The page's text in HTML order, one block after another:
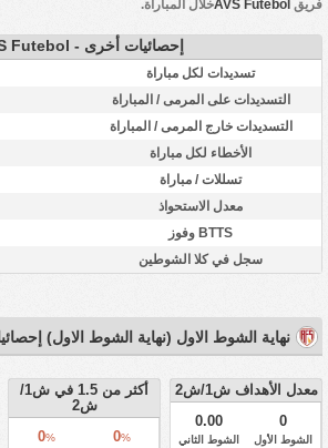
فريق AVS Futebolخلال المباراة.
إحصائيات أخرى - AVS Futebol
تسديدات لكل مباراة
التسديدات على المرمى / المباراة
التسديدات خارج المرمى / المباراة
الأخطاء لكل مباراة
تسللات / مباراة
معدل الاستحواذ
BTTS وفوز
سجل في كلا الشوطين
نهاية الشوط الاول (نهاية الشوط الاول)
معدل الأهداف ش1/ش2
0
الشوط الأول
0.00
الشوط الثاني
أكثر من 1.5 في ش1/
ش2
0%
0%